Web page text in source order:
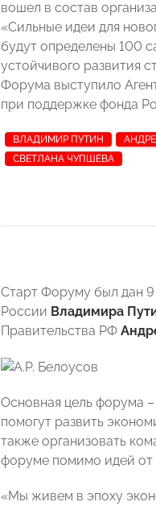
вошел в состав
«Сильные идеи для
будут определены 100
устойчивого развития
Форума выступило
при поддержке фонда
ВЛАДИМИР ПУТИН
СВЕТЛАНА ЧУПШЕВА
Старт Форуму был дан 9
России Владимира
Правительства РФ
Основная цель форума
помогут развить
также организовать
форуме помимо идей от
«Мы живем в эпоху